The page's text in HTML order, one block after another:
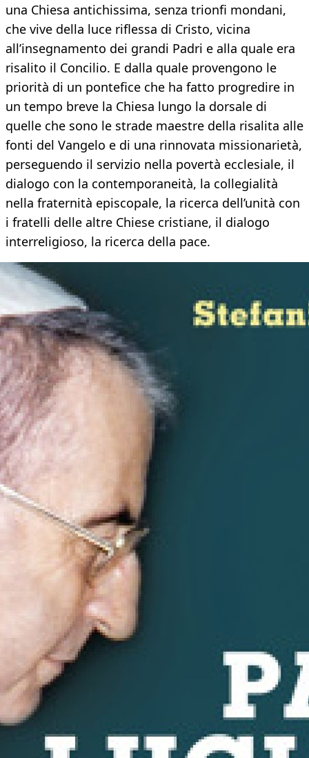
una Chiesa antichissima, senza trionfi mondani,
che vive della luce riflessa di Cristo, vicina
all’insegnamento dei grandi Padri e alla quale era
risalito il Concilio. E dalla quale provengono le
priorità di un pontefice che ha fatto progredire in
un tempo breve la Chiesa lungo la dorsale di
quelle che sono le strade maestre della risalita alle
fonti del Vangelo e di una rinnovata missionarietà,
perseguendo il servizio nella povertà ecclesiale, il
dialogo con la contemporaneità, la collegialità
nella fraternità episcopale, la ricerca dell’unità con
i fratelli delle altre Chiese cristiane, il dialogo
interreligioso, la ricerca della pace.